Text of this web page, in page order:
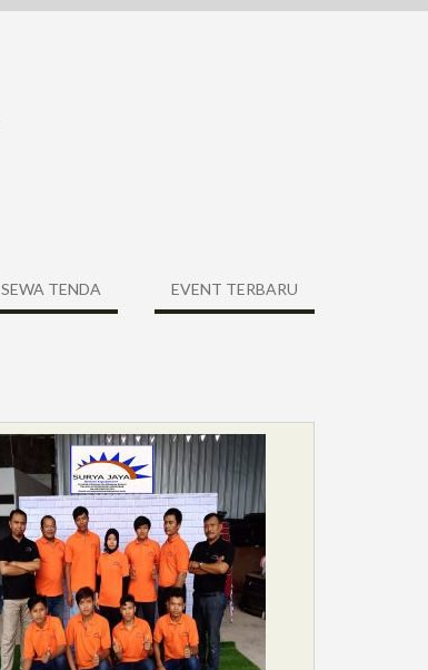
SEWA TENDA EVENT TERBARU